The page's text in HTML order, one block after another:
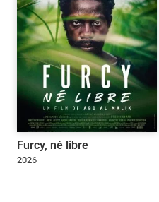
Furcy, né libre
2026